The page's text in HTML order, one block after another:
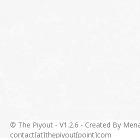
© The Piyout - V1.2.6 - Created By
contact[at]thepiyout[point]com